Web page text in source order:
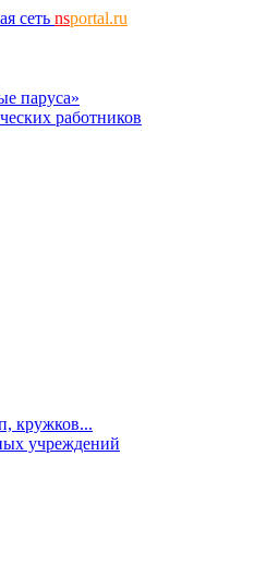
сеть nsportal.ru
паруса»
работников
кружков...
учреждений